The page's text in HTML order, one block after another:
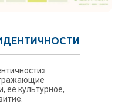
её культурное,